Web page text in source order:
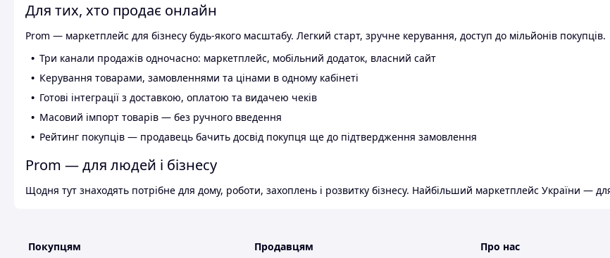
Для тих, хто продає онлайн
Prom — маркетплейс для бізнесу будь-якого масштабу. Легкий старт, зручне керування, доступ до мільйонів покупців.
Три канали продажів одночасно: маркетплейс, мобільний додаток, власний сайт
Керування товарами, замовленнями та цінами в одному кабінеті
Готові інтеграції з доставкою, оплатою та видачею чеків
Масовий імпорт товарів — без ручного введення
Рейтинг покупців — продавець бачить досвід покупця ще до підтвердження замовлення
Prom — для людей і бізнесу
Щодня тут знаходять потрібне для дому, роботи, захоплень і розвитку бізнесу. Найбільший маркетплейс України —
Покупцям Продавцям Про нас